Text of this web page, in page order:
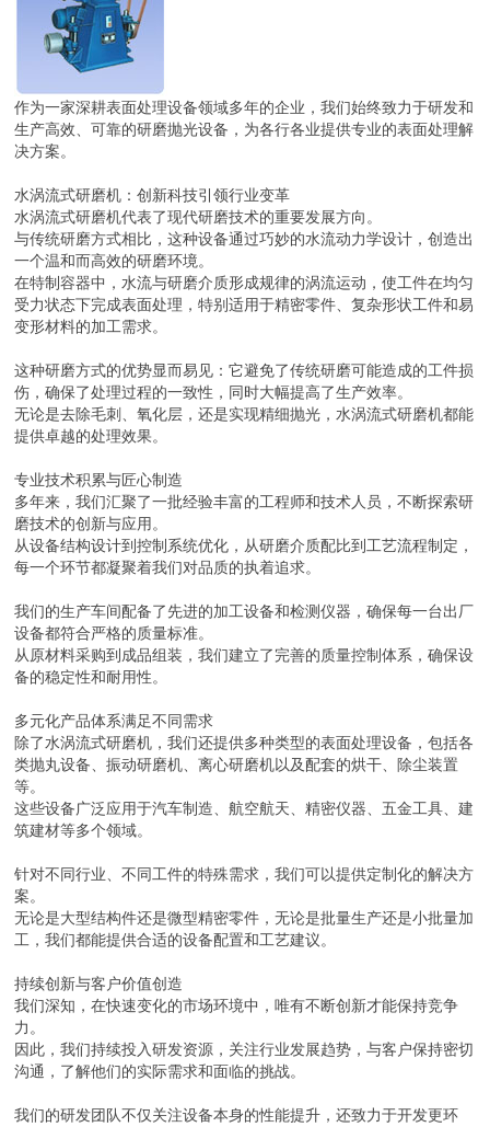
作为一家深耕表面处理设备领域多年的企业，我们始终致力于研发和
生产高效、可靠的研磨抛光设备，为各行各业提供专业的表面处理解
决方案。
水涡流式研磨机：创新科技引领行业变革
水涡流式研磨机代表了现代研磨技术的重要发展方向。
与传统研磨方式相比，这种设备通过巧妙的水流动力学设计，创造出
一个温和而高效的研磨环境。
在特制容器中，水流与研磨介质形成规律的涡流运动，使工件在均匀
受力状态下完成表面处理，特别适用于精密零件、复杂形状工件和易
变形材料的加工需求。
这种研磨方式的优势显而易见：它避免了传统研磨可能造成的工件损
伤，确保了处理过程的一致性，同时大幅提高了生产效率。
无论是去除毛刺、氧化层，还是实现精细抛光，水涡流式研磨机都能
提供卓越的处理效果。
专业技术积累与匠心制造
多年来，我们汇聚了一批经验丰富的工程师和技术人员，不断探索研
磨技术的创新与应用。
从设备结构设计到控制系统优化，从研磨介质配比到工艺流程制定，
每一个环节都凝聚着我们对品质的执着追求。
我们的生产车间配备了先进的加工设备和检测仪器，确保每一台出厂
设备都符合严格的质量标准。
从原材料采购到成品组装，我们建立了完善的质量控制体系，确保设
备的稳定性和耐用性。
多元化产品体系满足不同需求
除了水涡流式研磨机，我们还提供多种类型的表面处理设备，包括各
类抛丸设备、振动研磨机、离心研磨机以及配套的烘干、除尘装置
等。
这些设备广泛应用于汽车制造、航空航天、精密仪器、五金工具、建
筑建材等多个领域。
针对不同行业、不同工件的特殊需求，我们可以提供定制化的解决方
案。
无论是大型结构件还是微型精密零件，无论是批量生产还是小批量加
工，我们都能提供合适的设备配置和工艺建议。
持续创新与客户价值创造
我们深知，在快速变化的市场环境中，唯有不断创新才能保持竞争
力。
因此，我们持续投入研发资源，关注行业发展趋势，与客户保持密切
沟通，了解他们的实际需求和面临的挑战。
我们的研发团队不仅关注设备本身的性能提升，还致力于开发更环